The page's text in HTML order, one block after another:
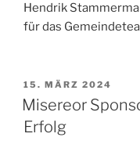
Hendrik
für das
VERÖFFENTLICHT
AM
15. MÄRZ 2024
Misereor
Erfolg